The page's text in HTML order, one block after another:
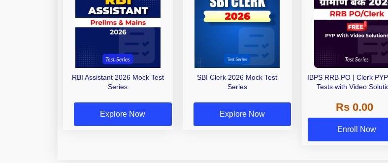
RBI Assistant 2026 Mock Test
Series
Explore Now
SBI Clerk 2026 Mock Test
Series
Explore Now
IBPS RRB PO | Clerk
Tests with Video
Rs 0.00
Enroll Now